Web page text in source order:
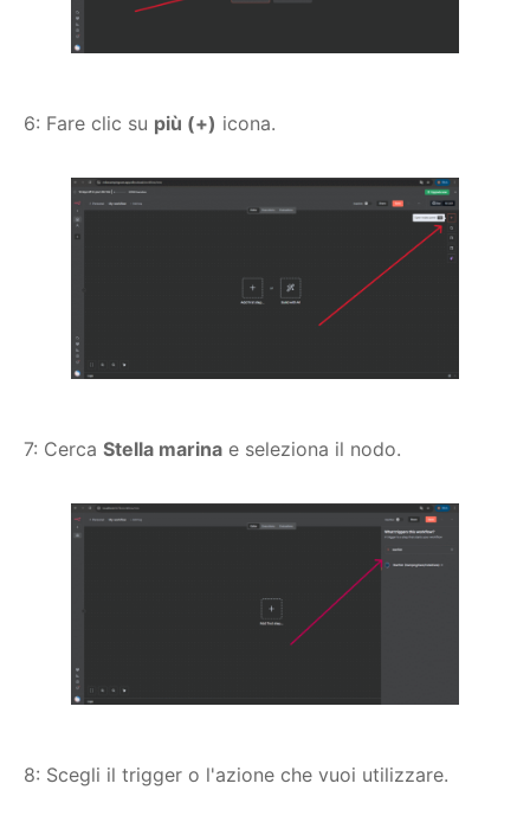
6: Fare clic su più (+) icona.
7: Cerca Stella marina e seleziona il nodo.
8: Scegli il trigger o l'azione che vuoi utilizzare.